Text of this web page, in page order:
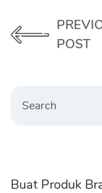
POST
Buat Produk